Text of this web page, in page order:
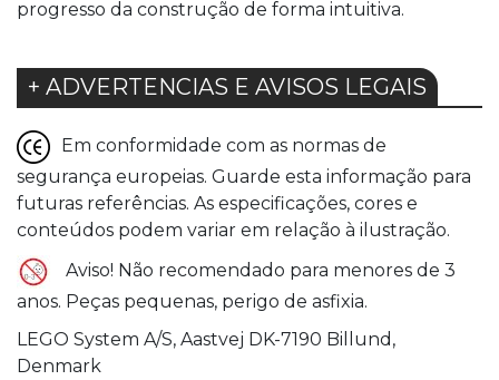
progresso da construção de forma intuitiva.
+ ADVERTENCIAS E AVISOS LEGAIS
Em conformidade com as normas de
segurança europeias. Guarde esta informação para
futuras referências. As especificações, cores e
conteúdos podem variar em relação à ilustração.
Aviso! Não recomendado para menores de 3
anos. Peças pequenas, perigo de asfixia.
LEGO System A/S, Aastvej DK-7190 Billund,
Denmark